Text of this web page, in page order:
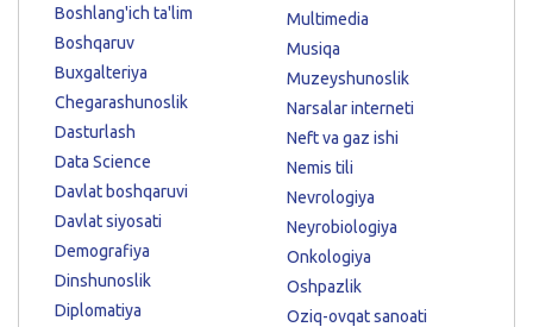
Boshlang'ich ta'lim
Boshqaruv
Buxgalteriya
Chegarashunoslik
Dasturlash
Data Science
Davlat boshqaruvi
Davlat siyosati
Demografiya
Dinshunoslik
Diplomatiya
Multimedia
Musiqa
Muzeyshunoslik
Narsalar interneti
Neft va gaz ishi
Nemis tili
Nevrologiya
Neyrobiologiya
Onkologiya
Oshpazlik
Oziq-ovqat sanoati